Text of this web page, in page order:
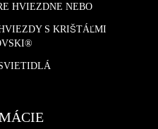
HVIEZDNE NEBO
S KRIŠTÁĽMI